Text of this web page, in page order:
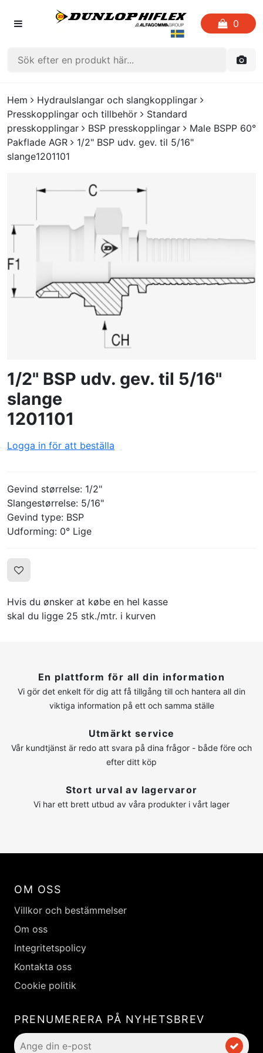
0
HEM
FAVORITLISTOR
KATALOGER
UTGÅENDE PRODUKTER
SKAPA PROFIL
Hem
Hydraulslangar och slangkopplingar
Presskopplingar och tillbehör
Standard
presskopplingar
BSP presskopplingar
Male BSPP 60°
Pakflade AGR
1/2" BSP udv. gev. til 5/16"
slange1201101
1/2" BSP udv. gev. til 5/16"
slange
1201101
Logga in för att beställa
Gevind størrelse: 1/2"
Slangestørrelse: 5/16"
Gevind type: BSP
Udforming: 0° Lige
Hvis du ønsker at købe en hel kasse
skal du ligge 25 stk./mtr. i kurven
En plattform för all din information
Vi gör det enkelt för dig att få tillgång till och hantera all din
viktiga information på ett och samma ställe
Utmärkt service
Vår kundtjänst är redo att svara på dina frågor - både före och
efter ditt köp
Stort urval av lagervaror
Vi har ett brett utbud av våra produkter i vårt lager
OM OSS
Villkor och bestämmelser
Om oss
Integritetspolicy
Kontakta oss
Cookie politik
PRENUMERERA PÅ NYHETSBREV